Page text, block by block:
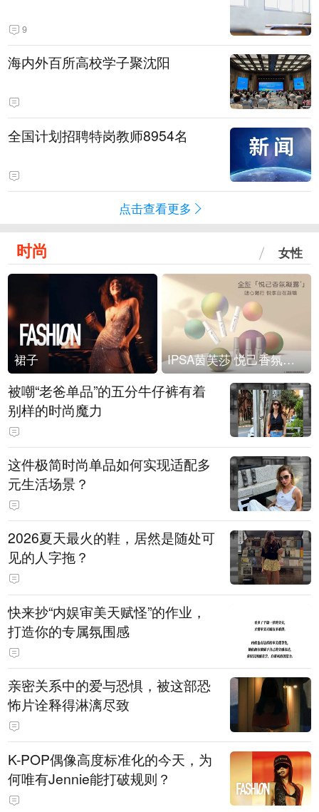
9
海内外百所高校学子聚沈阳
全国计划招聘特岗教师8954名
点击查看更多
时尚 女性
裙子 IPSA茵芙莎 悦己香氛凝露上市
被嘲“老爸单品”的五分牛仔裤有着
别样的时尚魔力
这件极简时尚单品如何实现适配多
元生活场景？
2026夏天最火的鞋，居然是随处可
见的人字拖？
快来抄“内娱审美天赋怪”的作业，
打造你的专属氛围感
亲密关系中的爱与恐惧，被这部恐
怖片诠释得淋漓尽致
K-POP偶像高度标准化的今天，为
何唯有Jennie能打破规则？